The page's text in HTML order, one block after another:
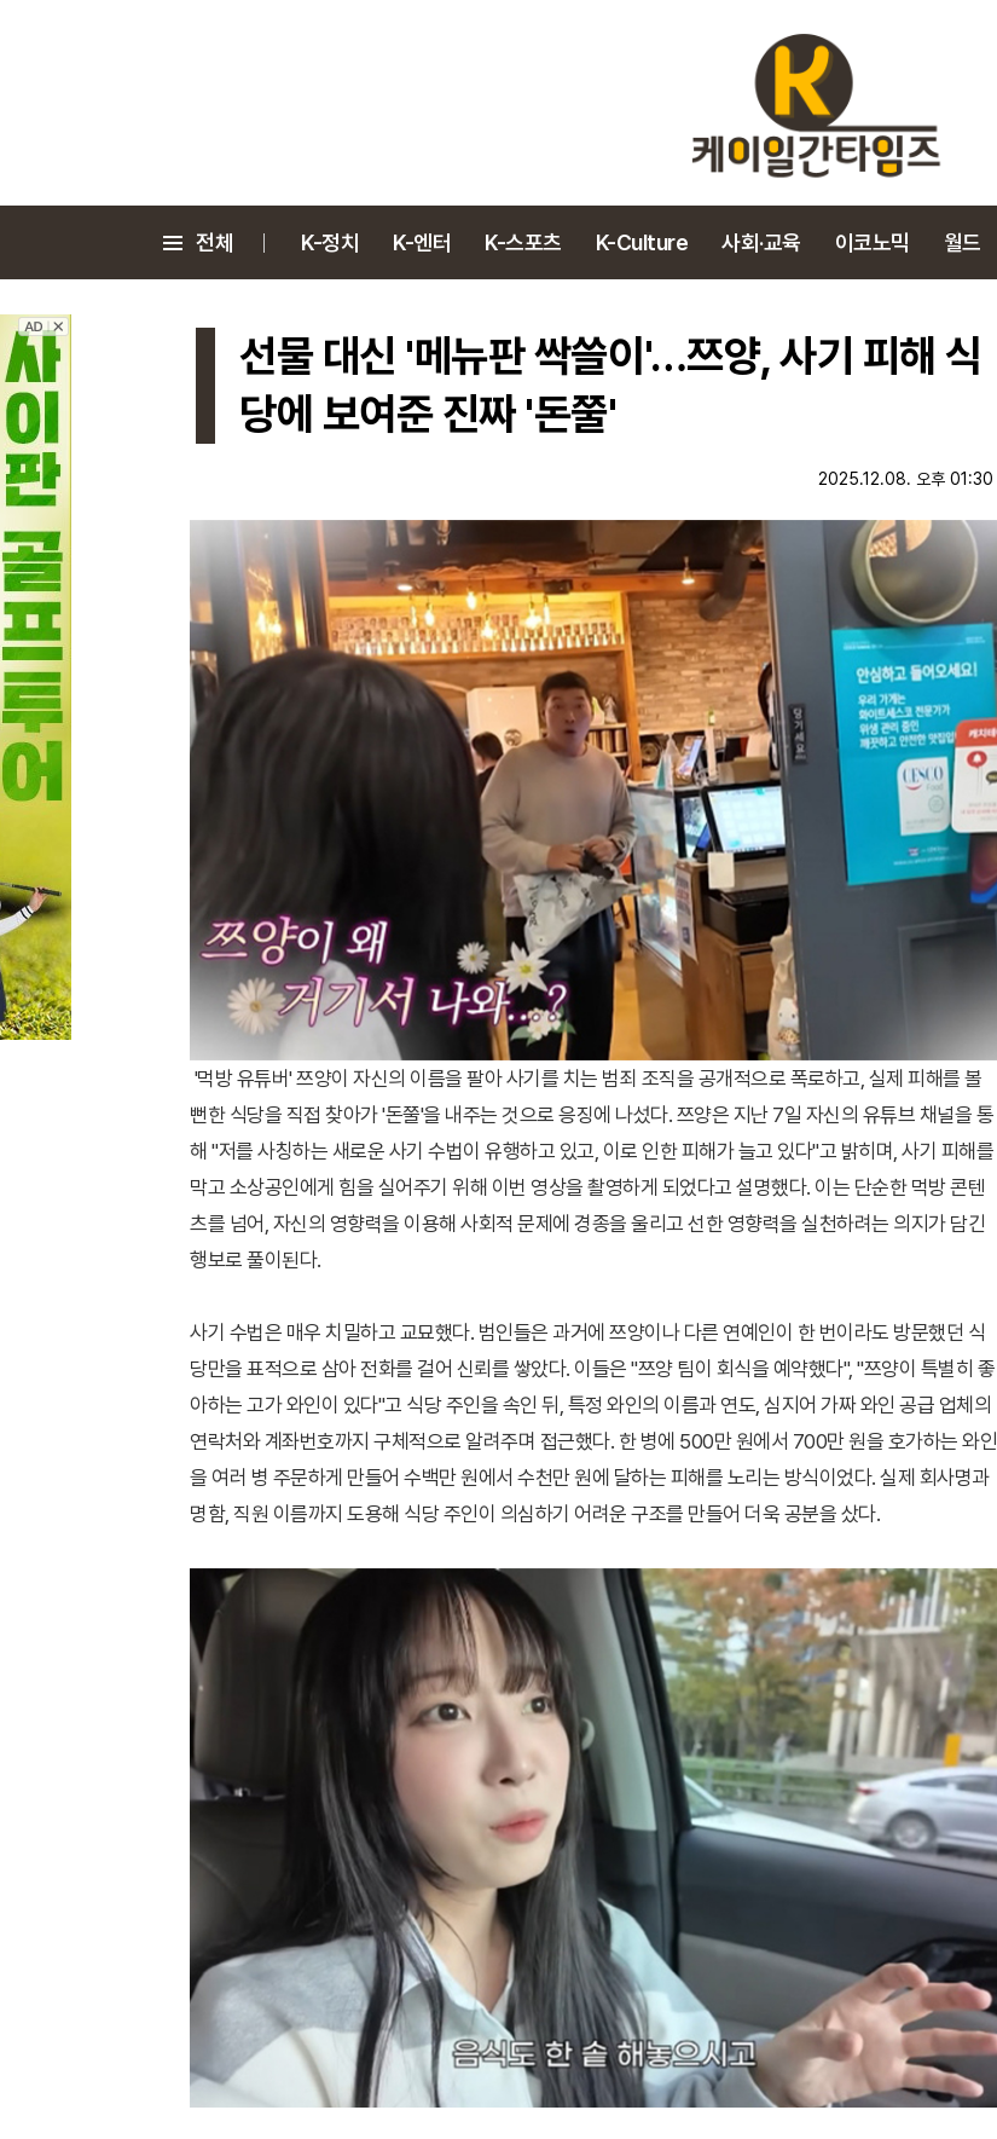
전체 K-정치 K-엔터 K-스포츠 K-Culture 사회·교육 이코노믹 월드
선물 대신 '메뉴판 싹쓸이'…쯔양, 사기 피해 식
당에 보여준 진짜 '돈쭐'
2025.12.08. 오후 01:30
'먹방 유튜버' 쯔양이 자신의 이름을 팔아 사기를 치는 범죄 조직을 공개적으로 폭로하고, 실제 피해를 볼
뻔한 식당을 직접 찾아가 '돈쭐'을 내주는 것으로 응징에 나섰다. 쯔양은 지난 7일 자신의 유튜브 채널을 통
해 "저를 사칭하는 새로운 사기 수법이 유행하고 있고, 이로 인한 피해가 늘고 있다"고 밝히며, 사기 피해를
막고 소상공인에게 힘을 실어주기 위해 이번 영상을 촬영하게 되었다고 설명했다. 이는 단순한 먹방 콘텐
츠를 넘어, 자신의 영향력을 이용해 사회적 문제에 경종을 울리고 선한 영향력을 실천하려는 의지가 담긴
행보로 풀이된다.
사기 수법은 매우 치밀하고 교묘했다. 범인들은 과거에 쯔양이나 다른 연예인이 한 번이라도 방문했던 식
당만을 표적으로 삼아 전화를 걸어 신뢰를 쌓았다. 이들은 "쯔양 팀이 회식을 예약했다", "쯔양이 특별히 좋
아하는 고가 와인이 있다"고 식당 주인을 속인 뒤, 특정 와인의 이름과 연도, 심지어 가짜 와인 공급 업체의
연락처와 계좌번호까지 구체적으로 알려주며 접근했다. 한 병에 500만 원에서 700만 원을 호가하는 와인
을 여러 병 주문하게 만들어 수백만 원에서 수천만 원에 달하는 피해를 노리는 방식이었다. 실제 회사명과
명함, 직원 이름까지 도용해 식당 주인이 의심하기 어려운 구조를 만들어 더욱 공분을 샀다.